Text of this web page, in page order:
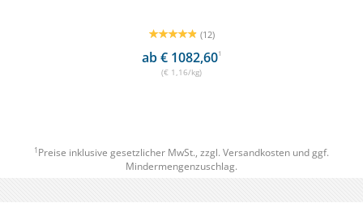
(12)
ab € 1082,601
(€ 1,16/kg)
1 Preise inklusive gesetzlicher MwSt., zzgl. Versandkosten und ggf.
Mindermengenzuschlag.